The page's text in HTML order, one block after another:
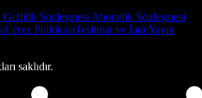
Gizlilik Sözleşmesi Abonelik Sözleşmesi
Çerez PolitikasıTeslimat ve İadeYayın
saklıdır.